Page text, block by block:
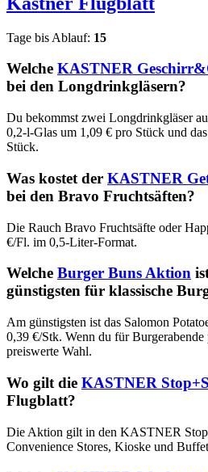
Tage bis Ablauf: 15
Welche KASTNER
bei den Longdrinkgläsern?
Du bekommst zwei Longdrinkgläser
0,2-l-Glas um 1,09 € pro Stück und
Stück.
Was kostet der KASTNER
bei den Bravo Fruchtsäften?
Die Rauch Bravo Fruchtsäfte oder
€/Fl. im 0,5-Liter-Format.
Welche Burger Buns Aktion
günstigsten für klassische
Am günstigsten ist das Salomon
0,39 €/Stk. Wenn du für Burgerabende
preiswerte Wahl.
Wo gilt die KASTNER
Flugblatt?
Die Aktion gilt in den KASTNER
Convenience Stores, Kioske und